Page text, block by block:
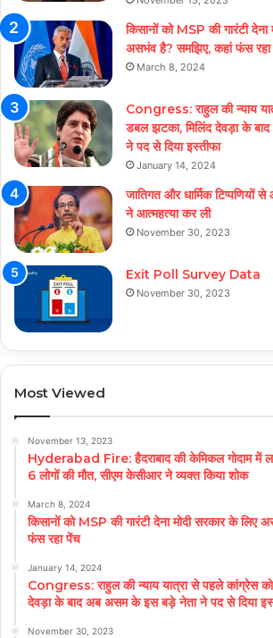
किसानों को MSP की गारंटी देना
असभंव है? समझिए, कहां फंस
March 8, 2024
Congress: राहुल की न्याय
डबल झटका, मिलिंद देवड़ा के
ने पद से दिया इस्तीफा
January 14, 2024
जातिगत और धार्मिक टिप्पणियों
ने आत्महत्या कर ली
November 30, 2023
Exit Poll Survey Data
November 30, 2023
Most Viewed
November 13, 2023
Hyderabad Fire: हैदराबाद की केमिकल गोदाम में
6 लोगों की मौत, सीएम केसीआर ने व्यक्त किया शोक
March 8, 2024
किसानों को MSP की गारंटी देना मोदी सरकार के लिए
फंस रहा पेंच
January 14, 2024
Congress: राहुल की न्याय यात्रा से पहले कांग्रेस
देवड़ा के बाद अब असम के इस बड़े नेता ने पद से दिया
November 30, 2023